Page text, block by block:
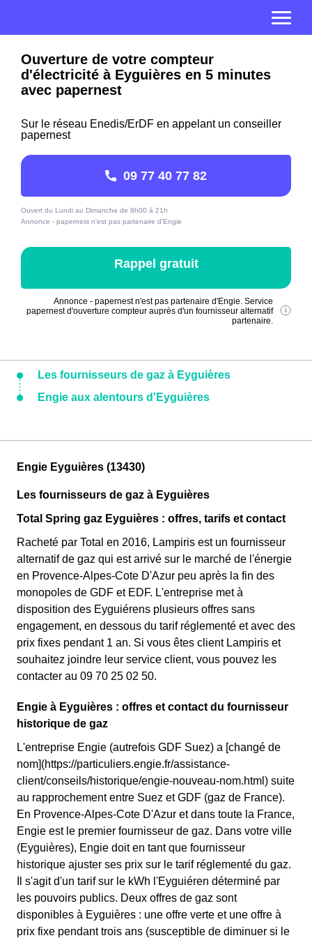
Ouverture de votre compteur
d'électricité à Eyguières en 5 minutes
avec papernest
Sur le réseau Enedis/ErDF en appelant un conseiller
papernest
09 77 40 77 82
Ouvert du Lundi au Dimanche de 8h00 à 21h
Annonce - papernest n'est pas partenaire d'Engie
Rappel gratuit
Annonce - papernest n'est pas partenaire d'Engie. Service
papernest d'ouverture compteur auprès d'un fournisseur alternatif
partenaire.
Les fournisseurs de gaz à Eyguières
Engie aux alentours d'Eyguières
Engie Eyguières (13430)
Les fournisseurs de gaz à Eyguières
Total Spring gaz Eyguières : offres, tarifs et contact
Racheté par Total en 2016, Lampiris est un fournisseur
alternatif de gaz qui est arrivé sur le marché de l'énergie
en Provence-Alpes-Cote D'Azur peu après la fin des
monopoles de GDF et EDF. L'entreprise met à
disposition des Eyguiérens plusieurs offres sans
engagement, en dessous du tarif réglementé et avec des
prix fixes pendant 1 an. Si vous êtes client Lampiris et
souhaitez joindre leur service client, vous pouvez les
contacter au 09 70 25 02 50.
Engie à Eyguières : offres et contact du fournisseur
historique de gaz
L'entreprise Engie (autrefois GDF Suez) a [changé de
nom](https://particuliers.engie.fr/assistance-
client/conseils/historique/engie-nouveau-nom.html) suite
au rapprochement entre Suez et GDF (gaz de France).
En Provence-Alpes-Cote D'Azur et dans toute la France,
Engie est le premier fournisseur de gaz. Dans votre ville
(Eyguières), Engie doit en tant que fournisseur
historique ajuster ses prix sur le tarif réglementé du gaz.
Il s'agit d'un tarif sur le kWh l'Eyguiéren déterminé par
les pouvoirs publics. Deux offres de gaz sont
disponibles à Eyguières : une offre verte et une offre à
prix fixe pendant trois ans (susceptible de diminuer si le